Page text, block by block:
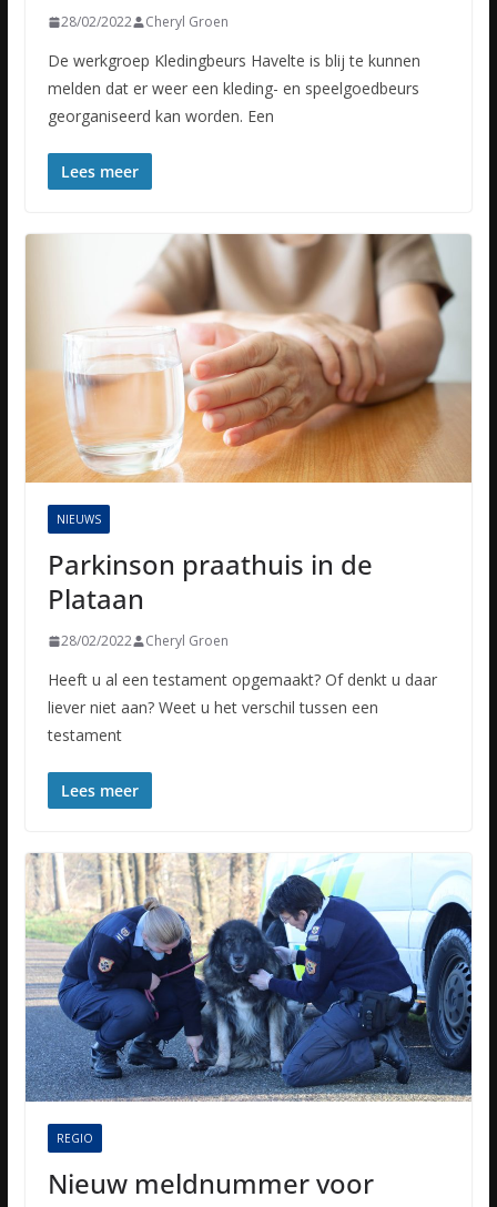
28/02/2022 Cheryl Groen
De werkgroep Kledingbeurs Havelte is blij te kunnen
melden dat er weer een kleding- en speelgoedbeurs
georganiseerd kan worden. Een
Lees meer
NIEUWS
Parkinson praathuis in de
Plataan
28/02/2022 Cheryl Groen
Heeft u al een testament opgemaakt? Of denkt u daar
liever niet aan? Weet u het verschil tussen een
testament
Lees meer
REGIO
Nieuw meldnummer voor